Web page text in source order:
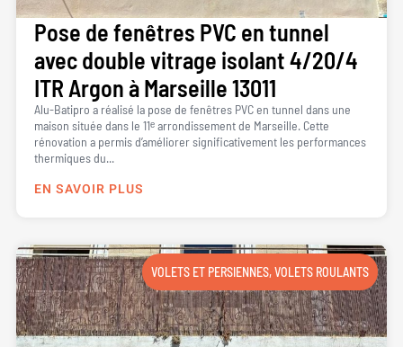
Pose de fenêtres PVC en tunnel
avec double vitrage isolant 4/20/4
ITR Argon à Marseille 13011
Alu-Batipro a réalisé la pose de fenêtres PVC en tunnel dans une
maison située dans le 11ᵉ arrondissement de Marseille. Cette
rénovation a permis d’améliorer significativement les performances
thermiques du...
EN SAVOIR PLUS
VOLETS ET PERSIENNES,VOLETS ROULANTS